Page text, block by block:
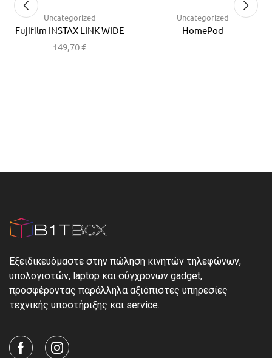
Uncategorized
Fujifilm INSTAX LINK WIDE
149,70€
Uncategorized
HomePod
Εξειδικευόμαστε στην πώληση κινητών τηλεφώνων,
υπολογιστών, laptop και σύγχρονων gadget,
προσφέροντας παράλληλα αξιόπιστες υπηρεσίες
τεχνικής υποστήριξης και service.